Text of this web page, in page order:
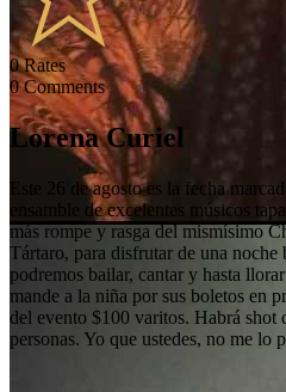
0 Rates
0 Comments
Lorena Curiel
Este 26 de agosto es la fecha
ensamble de excelentes músicos
más rompe y rasga del mismísimo
Tártaro, para disfrutar de una
podremos bailar, cantar y hasta
mande a la niña por sus boletos en
del evento $100 varitos. Habrá shot
personas. Yo que ustedes, no me lo